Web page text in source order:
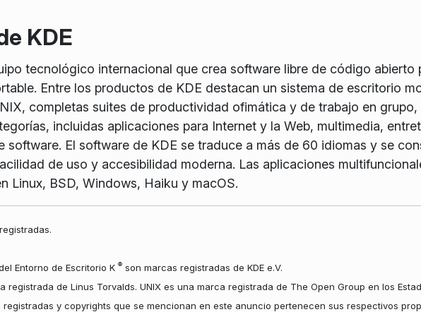
KDE
tecnológico internacional que crea software libre de código abierto
Entre los productos de KDE destacan un sistema de escritorio
completas suites de productividad ofimática y de trabajo en
incluidas aplicaciones para Internet y la Web, multimedia,
software. El software de KDE se traduce a más de 60 idiomas y se
de uso y accesibilidad moderna. Las aplicaciones
Linux, BSD, Windows, Haiku y macOS.
Entorno de Escritorio K ®son marcas registradas de KDE e.V.
registrada de Linus Torvalds. UNIX es una marca registrada de The Open Group en los
registradas y copyrights que se mencionan en este anuncio pertenecen sus respectivos